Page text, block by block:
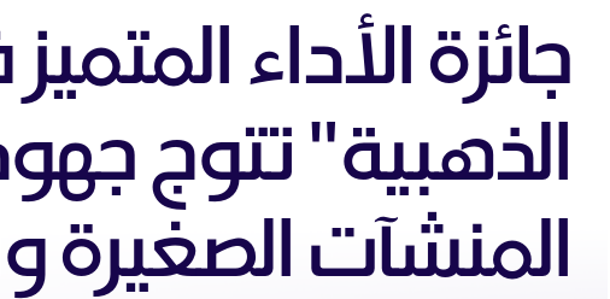
جائزة الأداء
الذهبية" تتوج
المنشآت الصغيرة